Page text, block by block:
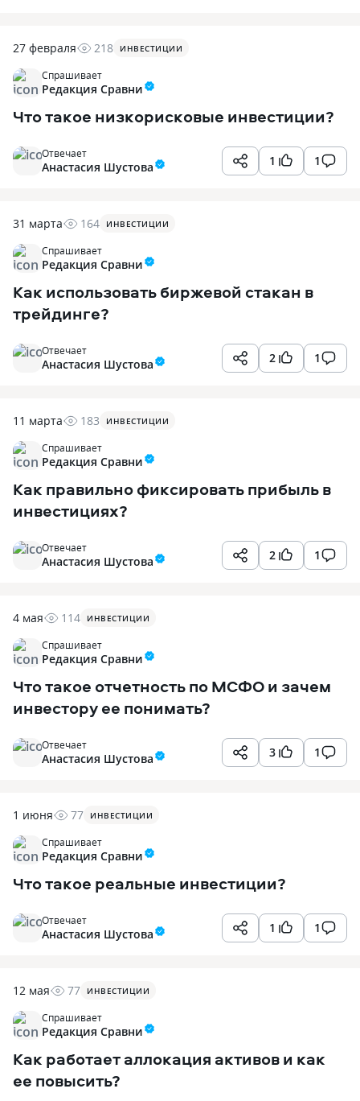
27 февраля 218 ИНВЕСТИЦИИ
Спрашивает
Редакция Сравни
Что такое низкорисковые инвестиции?
1 1
Отвечает
Анастасия Шустова
31 марта 164 ИНВЕСТИЦИИ
Спрашивает
Редакция Сравни
Как использовать биржевой стакан в
трейдинге?
2 1
Отвечает
Анастасия Шустова
11 марта 183 ИНВЕСТИЦИИ
Спрашивает
Редакция Сравни
Как правильно фиксировать прибыль в
инвестициях?
2 1
Отвечает
Анастасия Шустова
4 мая 114 ИНВЕСТИЦИИ
Спрашивает
Редакция Сравни
Что такое отчетность по МСФО и зачем
инвестору ее понимать?
3 1
Отвечает
Анастасия Шустова
1 июня 77 ИНВЕСТИЦИИ
Спрашивает
Редакция Сравни
Что такое реальные инвестиции?
1 1
Отвечает
Анастасия Шустова
12 мая 77 ИНВЕСТИЦИИ
Спрашивает
Редакция Сравни
Как работает аллокация активов и как
ее повысить?